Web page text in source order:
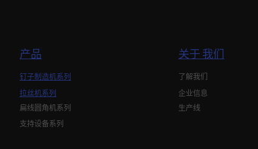
产品 关于 我们
钉子制造机系列
拉丝机系列
扁线圆角机系列
支持设备系列
了解我们
企业信息
生产线